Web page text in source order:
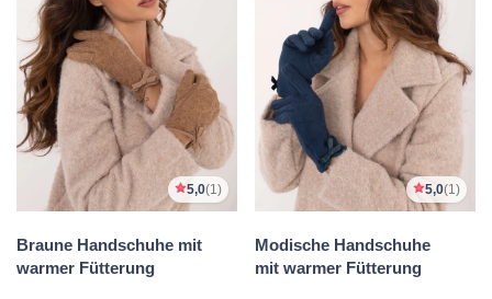
5,0(1)
Braune Handschuhe mit
warmer Fütterung
5,0(1)
Modische Handschuhe
mit warmer Fütterung